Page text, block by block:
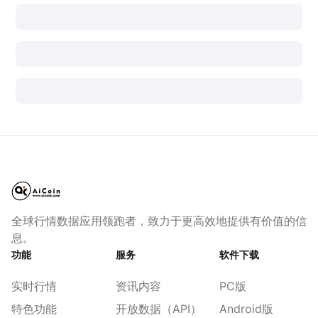
全球行情数据应用领跑者，致力于更高效地提供有价值的信
息。
功能
实时行情
特色功能
服务
资讯内容
开放数据（API）
软件下载
PC版
Android版